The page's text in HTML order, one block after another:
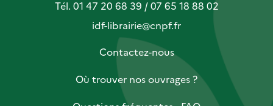
Tél. 01 47 20 68 39 / 07 65 18 88 02
idf-librairie@cnpf.fr
Contactez-nous
Où trouver nos ouvrages ?